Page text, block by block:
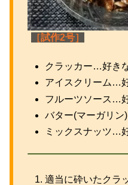
［試作2号］
クラッカー…好き
アイスクリーム…
フルーツソース…
バター(マーガリ
ミックスナッツ…
適当に砕いたクラ